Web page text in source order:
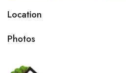
Location
Photos